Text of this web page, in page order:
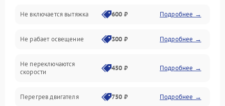
Освещение
Механические повреждения
Электроника
Не включается вытяжка 600 ₽ Подробнее →
Не рабает освещение 300 ₽ Подробнее →
Не переключаются
скорости
450 ₽ Подробнее →
Перегрев двигателя 750 ₽ Подробнее →